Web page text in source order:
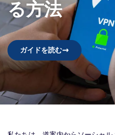
る方法
ガイドを読む